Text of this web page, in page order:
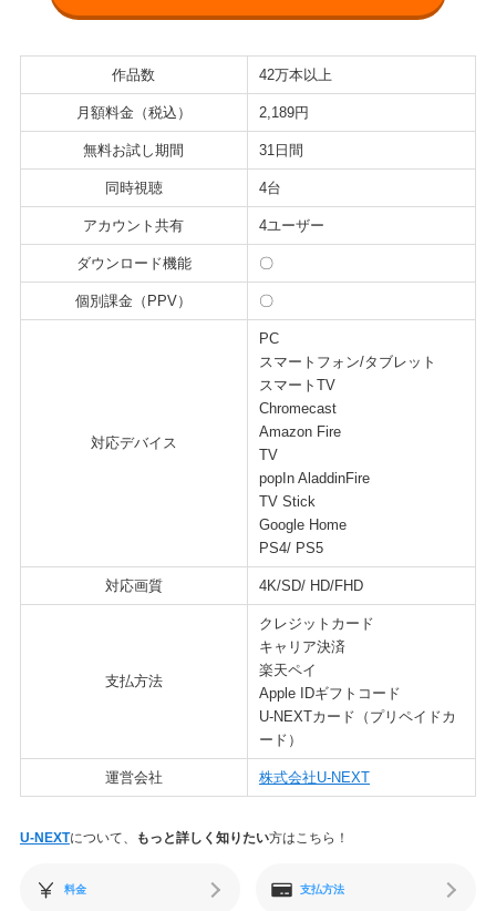
作品数 42万本以上
月額料金（税込） 2,189円
無料お試し期間 31日間
同時視聴 4台
アカウント共有 4ユーザー
ダウンロード機能 〇
個別課金（PPV） 〇
対応デバイス
PC
スマートフォン/タブレット
スマートTV
Chromecast
Amazon Fire
TV
popIn AladdinFire
TV Stick
Google Home
PS4/ PS5
対応画質 4K/SD/ HD/FHD
支払方法
クレジットカード
キャリア決済
楽天ペイ
Apple IDギフトコード
U-NEXTカード（プリペイドカ
ード）
運営会社 株式会社U-NEXT
U-NEXTについて、 もっと詳しく知りたい方はこちら！
料金 支払方法